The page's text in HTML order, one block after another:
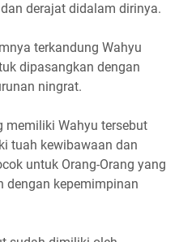
derajat didalam dirinya.
terkandung Wahyu
dipasangkan dengan
ningrat.
memiliki Wahyu tersebut
tuah kewibawaan dan
untuk Orang-Orang yang
dengan kepemimpinan